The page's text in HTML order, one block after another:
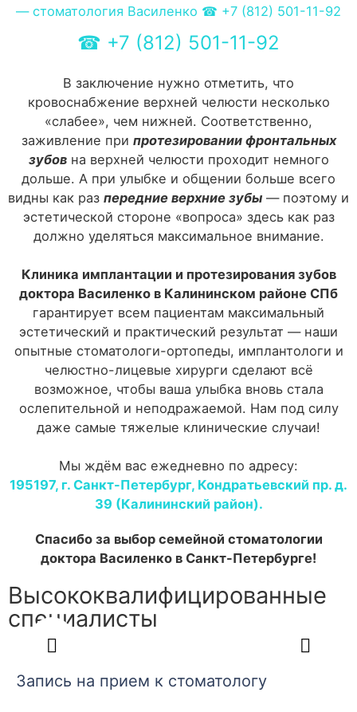
☎ +7 (812) 501-11-92
В заключение нужно отметить, что
кровоснабжение верхней челюсти несколько
«слабее», чем нижней. Соответственно,
заживление при протезировании фронтальных
зубовна верхней челюсти проходит немного
дольше. А при улыбке и общении больше всего
видны как раз передние верхние зубы — поэтому и
эстетической стороне «вопроса» здесь как раз
должно уделяться максимальное внимание.
Клиника имплантации и протезирования зубов
доктора Василенко в Калининском районе СПб
гарантирует всем пациентам максимальный
эстетический и практический результат — наши
опытные стоматологи-ортопеды, имплантологи и
челюстно-лицевые хирурги сделают всё
возможное, чтобы ваша улыбка вновь стала
ослепительной и неподражаемой. Нам под силу
даже самые тяжелые клинические случаи!
Мы ждём вас ежедневно по адресу:
195197, г. Санкт-Петербург, Кондратьевский пр. д.
39 (Калининский район).
Спасибо за выбор семейной стоматологии
доктора Василенко в Санкт-Петербурге!
Высококвалифицированные
специалисты
Запись на прием к стоматологу